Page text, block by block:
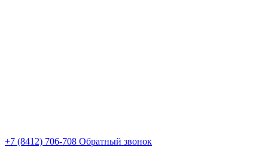
+7 (8412) 706-708 Обратный звонок